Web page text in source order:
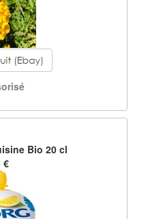
Bio 20 cl
€